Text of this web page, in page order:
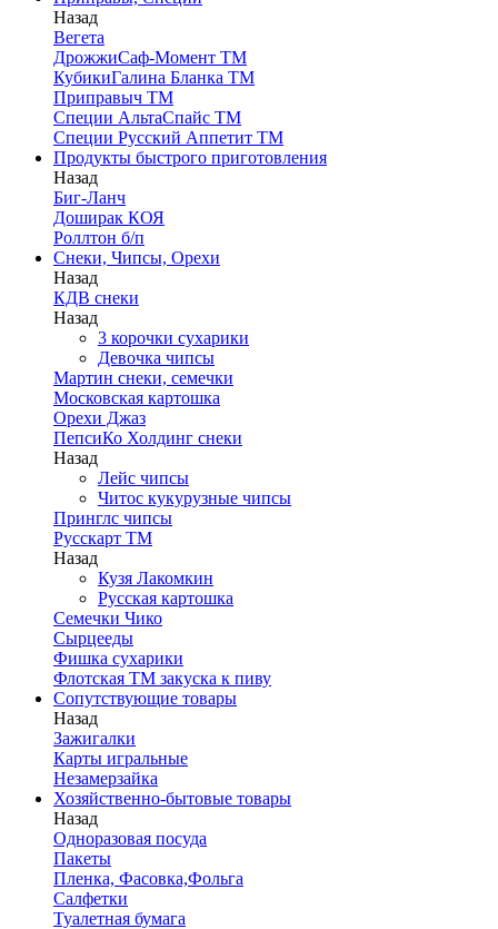
Назад
Вегета
ДрожжиСаф-Момент ТМ
КубикиГалина Бланка ТМ
Приправыч ТМ
Специи АльтаСпайс ТМ
Специи Русский Аппетит ТМ
Продукты быстрого приготовления
Назад
Биг-Ланч
Доширак КОЯ
Роллтон б/п
Снеки, Чипсы, Орехи
Назад
КДВ снеки
Назад
3 корочки сухарики
Девочка чипсы
Мартин снеки, семечки
Московская картошка
Орехи Джаз
ПепсиКо Холдинг снеки
Назад
Лейс чипсы
Читос кукурузные чипсы
Принглс чипсы
Русскарт ТМ
Назад
Кузя Лакомкин
Русская картошка
Семечки Чико
Сырцееды
Фишка сухарики
Флотская ТМ закуска к пиву
Сопутствующие товары
Назад
Зажигалки
Карты игральные
Незамерзайка
Хозяйственно-бытовые товары
Назад
Одноразовая посуда
Пакеты
Пленка, Фасовка,Фольга
Салфетки
Туалетная бумага